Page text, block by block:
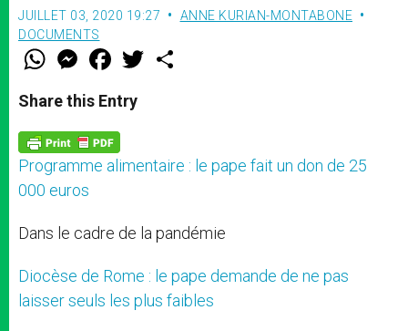
JUILLET 03, 2020 19:27
ANNE KURIAN-MONTABONE
DOCUMENTS
W
t
s
p
p
M
e
s
e
g
e
r
F
a
e
b
o
k
w
Share this Entry
Programme alimentaire : le pape fait un don de 25
000 euros
Dans le cadre de la pandémie
Diocèse de Rome : le pape demande de ne pas
laisser seuls les plus faibles